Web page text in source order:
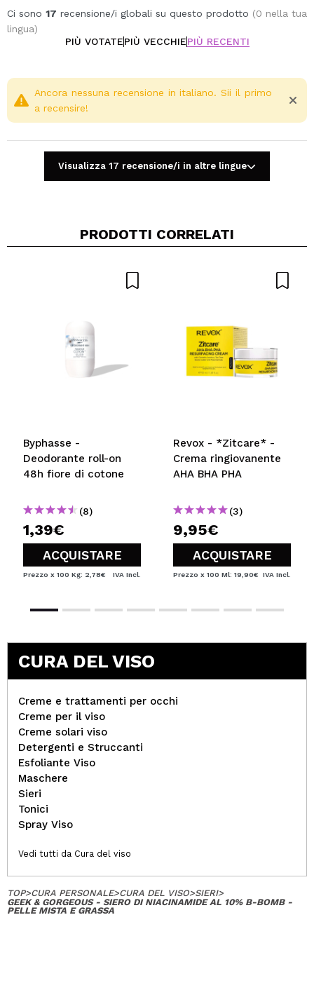
Ci sono 17 recensione/i globali su questo prodotto (0 nella tua
lingua)
PIÙ VOTATEPIÙ VECCHIEPIÙ RECENTI
Condividi un video o una foto
Ancora nessuna recensione in italiano. Sii il primo
a recensire!
Visualizza 17 recensione/i in altre lingue
PRODOTTI CORRELATI
Byphasse -
Deodorante roll-on
48h fiore di cotone
(8)
1,39€
ACQUISTARE
Prezzo x 100 Kg: 2,78€ IVA Incl.
Revox - *Zitcare* -
Crema ringiovanente
AHA BHA PHA
(3)
9,95€
ACQUISTARE
Prezzo x 100 Ml: 19,90€ IVA Incl.
CURA DEL VISO
Creme e trattamenti per occhi
Creme per il viso
Creme solari viso
Detergenti e Struccanti
Esfoliante Viso
Maschere
Sieri
Tonici
Spray Viso
Vedi tutti da Cura del viso
TOP>CURA PERSONALE>CURA DEL VISO>SIERI>
GEEK & GORGEOUS - SIERO DI NIACINAMIDE AL 10% B-BOMB -
PELLE MISTA E GRASSA